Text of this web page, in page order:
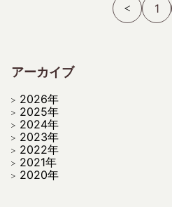
1
アーカイブ
2026年
2025年
2024年
2023年
2022年
2021年
2020年